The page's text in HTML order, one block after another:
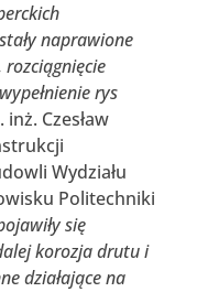
naprawione
rys
Czesław
Wydziału
Politechniki
się
korozja drutu i
działające na